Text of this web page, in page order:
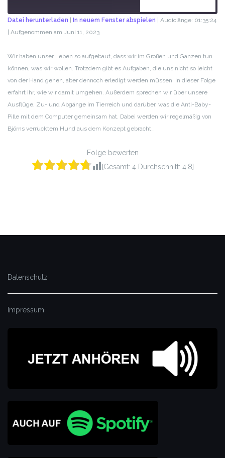
TEILEN
LINK
EMBED
Datei herunterladen In neuem Fenster abspielen
Audiolänge: 01:35:24
Aufgenommen am Juni 11, 2023
Wir haben unser Leben so aufgebaut, dass wir im Großen und Ganzen tun
können, was wir wollen. Trotzdem gibt es Aufgaben, die uns nicht so leicht
von der Hand gehen, aber dennoch erledigt werden müssen. In dieser Folge
erfahrt ihr, wie wir damit umgehen. Außerdem sprechen wir über unsere
Ausflüge, Zu- und Abgänge im Tierreich und darüber, was die Anti-Baby-
Pille mit dem Computer gemeinsam hat. Dabei werden wir regelmäßig von
Björns verrücktem Hund aus dem Konzept gebracht…
Folge bewerten
[Gesamt: 4 Durchschnitt: 4.8]
Datenschutz
Impressum